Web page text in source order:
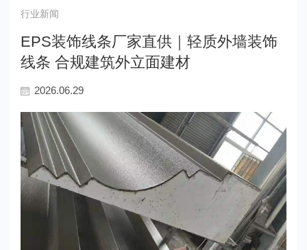
行业新闻
EPS装饰线条厂家直供｜轻质外墙装饰
线条 合规建筑外立面建材
2026.06.29